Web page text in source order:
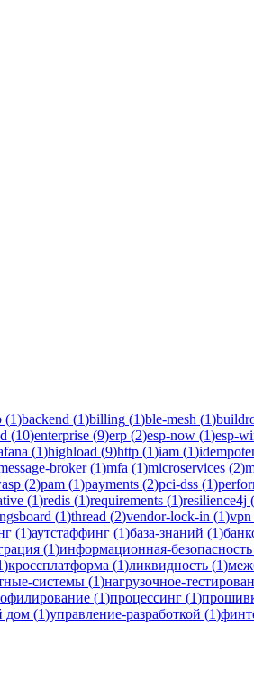
(1)backend (1)billing (1)ble-mesh (1)
(10)enterprise (9)erp (2)esp-now (1)esp-
(1)highload (9)http (1)iam (1)
broker(1)mfa (1)microservices (2)
(2)pam (1)payments (2)pci-dss (1)
(1)redis (1)requirements (1)resilience4j (
(1)thread (2)vendor-lock-in (1)vpn
(1)аутстаффинг (1)база-знаний (1)
(1)информационная-безопасность
)кроссплатформа (1)ликвидность (1)
системы (1)нагрузочное-
(1)процессинг (1)
дом (1)управление-разработкой (1)